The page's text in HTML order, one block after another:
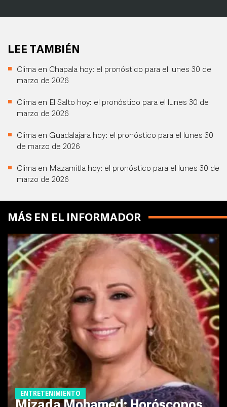
LEE TAMBIÉN
Clima en Chapala hoy: el pronóstico para el lunes 30 de
marzo de 2026
Clima en El Salto hoy: el pronóstico para el lunes 30 de
marzo de 2026
Clima en Guadalajara hoy: el pronóstico para el lunes 30
de marzo de 2026
Clima en Mazamitla hoy: el pronóstico para el lunes 30 de
marzo de 2026
MÁS EN EL INFORMADOR
ENTRETENIMIENTO